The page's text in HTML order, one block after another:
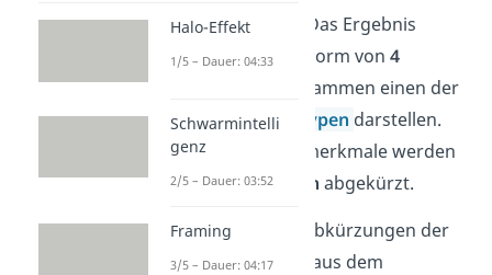
Lebenssituationen. Das Ergebnis
erhältst du dann in Form von 4
Buchstaben
, die zusammen einen der
16
Persönlichkeitstypen darstellen.
Die Persönlichkeitsmerkmale werden
mitGroßbuchstaben abgekürzt.
Gut zu wissen:
Die Abkürzungen der
Merkmale kommen aus dem
Halo-Effekt
1/5 – Dauer: 04:33
Schwarmintelli
genz
2/5 – Dauer: 03:52
Framing
3/5 – Dauer: 04:17